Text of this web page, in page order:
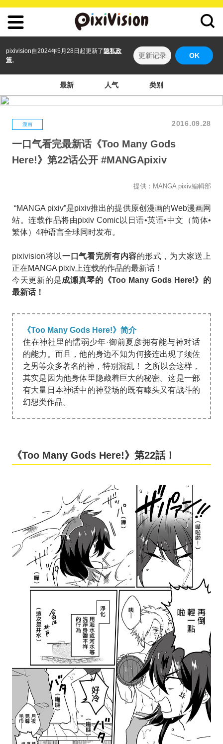
pixivision自2024年5月28日起更新了 隐私政
策。
更新记录 OK
最新 人气 类别
漫画 2016.09.28
一口气看完最新话《Too Many Gods
Here!》第22话公开 #MANGApixiv
提供：MANGA pixiv編輯部
“MANGA pixiv”是pixiv推出的提供原创漫画的Web漫画网
站。连载作品将由pixiv Comic以日语•英语•中文（简体•
繁体）4种语言全球同时发布。
pixivision将以一口气看完所有内容的形式，为大家送上
正在MANGA pixiv上连载的作品的最新话！
今天更新的是成瀬真琴的《Too Many Gods Here!》的
最新话！
《Too Many Gods Here!》简介
住在神社里的懦弱少年·御前夏彦拥有能与神对话
的能力。而且，他的身边不知为何接连出现了须佐
之男等众多著名的神，特别混乱！ 之所以会这样，
其实是因为他身体里隐藏着巨大的秘密。这是一部
有大量日本神话中的神登场的既有噱头又有战斗的
幻想类作品。
《Too Many Gods Here!》第22話！